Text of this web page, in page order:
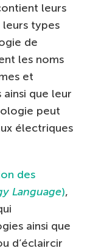
leurs
types
de
les noms
et
que leur
peut
électriques
des
Language),
ainsi que
d’éclaircir